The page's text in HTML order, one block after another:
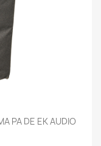
PA DE EK AUDIO